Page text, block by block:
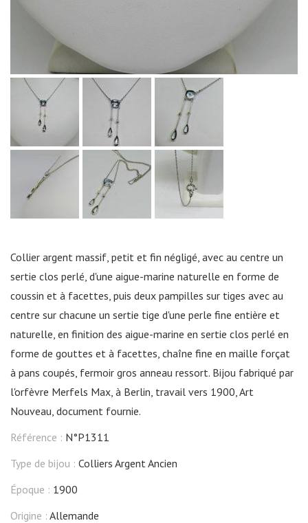
Collier argent massif, petit et fin négligé, avec au centre un
sertie clos perlé, d'une aigue-marine naturelle en forme de
coussin et à facettes, puis deux pampilles sur tiges avec au
centre sur chacune un sertie tige d'une perle fine entière et
naturelle, en finition des aigue-marine en sertie clos perlé en
forme de gouttes et à facettes, chaîne fine en maille forçat
à pans coupés, fermoir gros anneau ressort. Bijou fabriqué par
l'orfèvre Merfels Max, à Berlin, travail vers 1900, Art
Nouveau, document fournie.
Référence : N°P1311
Type de bijou : Colliers Argent Ancien
Époque : 1900
Origine : Allemande